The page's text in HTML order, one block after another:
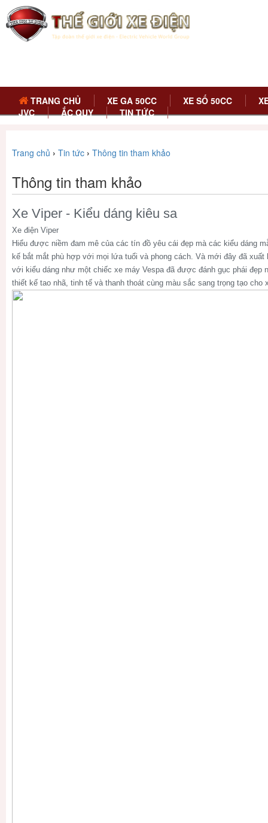
TRANG CHỦ XE GA 50CC XE SỐ 50CC
JVC
ẮC QUY TIN TỨC
Trang chủ › Tin tức › Thông tin tham khảo
Thông tin tham khảo
Xe Viper - Kiểu dáng kiêu sa
Xe điện Viper
Hiểu được niềm đam mê của các tín đồ yêu cái đẹp mà các kiểu dáng
kế bắt mắt phù hợp với mọi lứa tuổi và phong cách. Và mới đây đã xuất
với kiểu dáng như một chiếc xe máy Vespa đã được đánh gục phái đẹp
thiết kế tao nhã, tinh tế và thanh thoát cùng màu sắc sang trọng tạo cho